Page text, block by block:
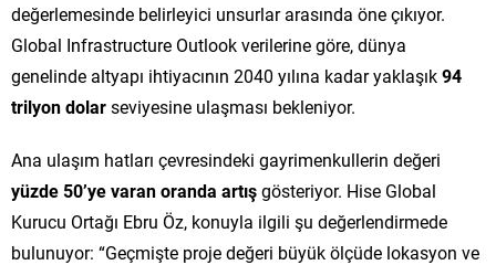
değerlemesinde belirleyici unsurlar arasında öne çıkıyor.
Global Infrastructure Outlook verilerine göre, dünya
genelinde altyapı ihtiyacının 2040 yılına kadar yaklaşık94
trilyon dolarseviyesine ulaşması bekleniyor.
Ana ulaşım hatları çevresindeki gayrimenkullerin değeri
yüzde 50’ye varan oranda artışgösteriyor. Hise Global
Kurucu Ortağı Ebru Öz, konuyla ilgili şu değerlendirmede
bulunuyor: “Geçmişte proje değeri büyük ölçüde lokasyon ve